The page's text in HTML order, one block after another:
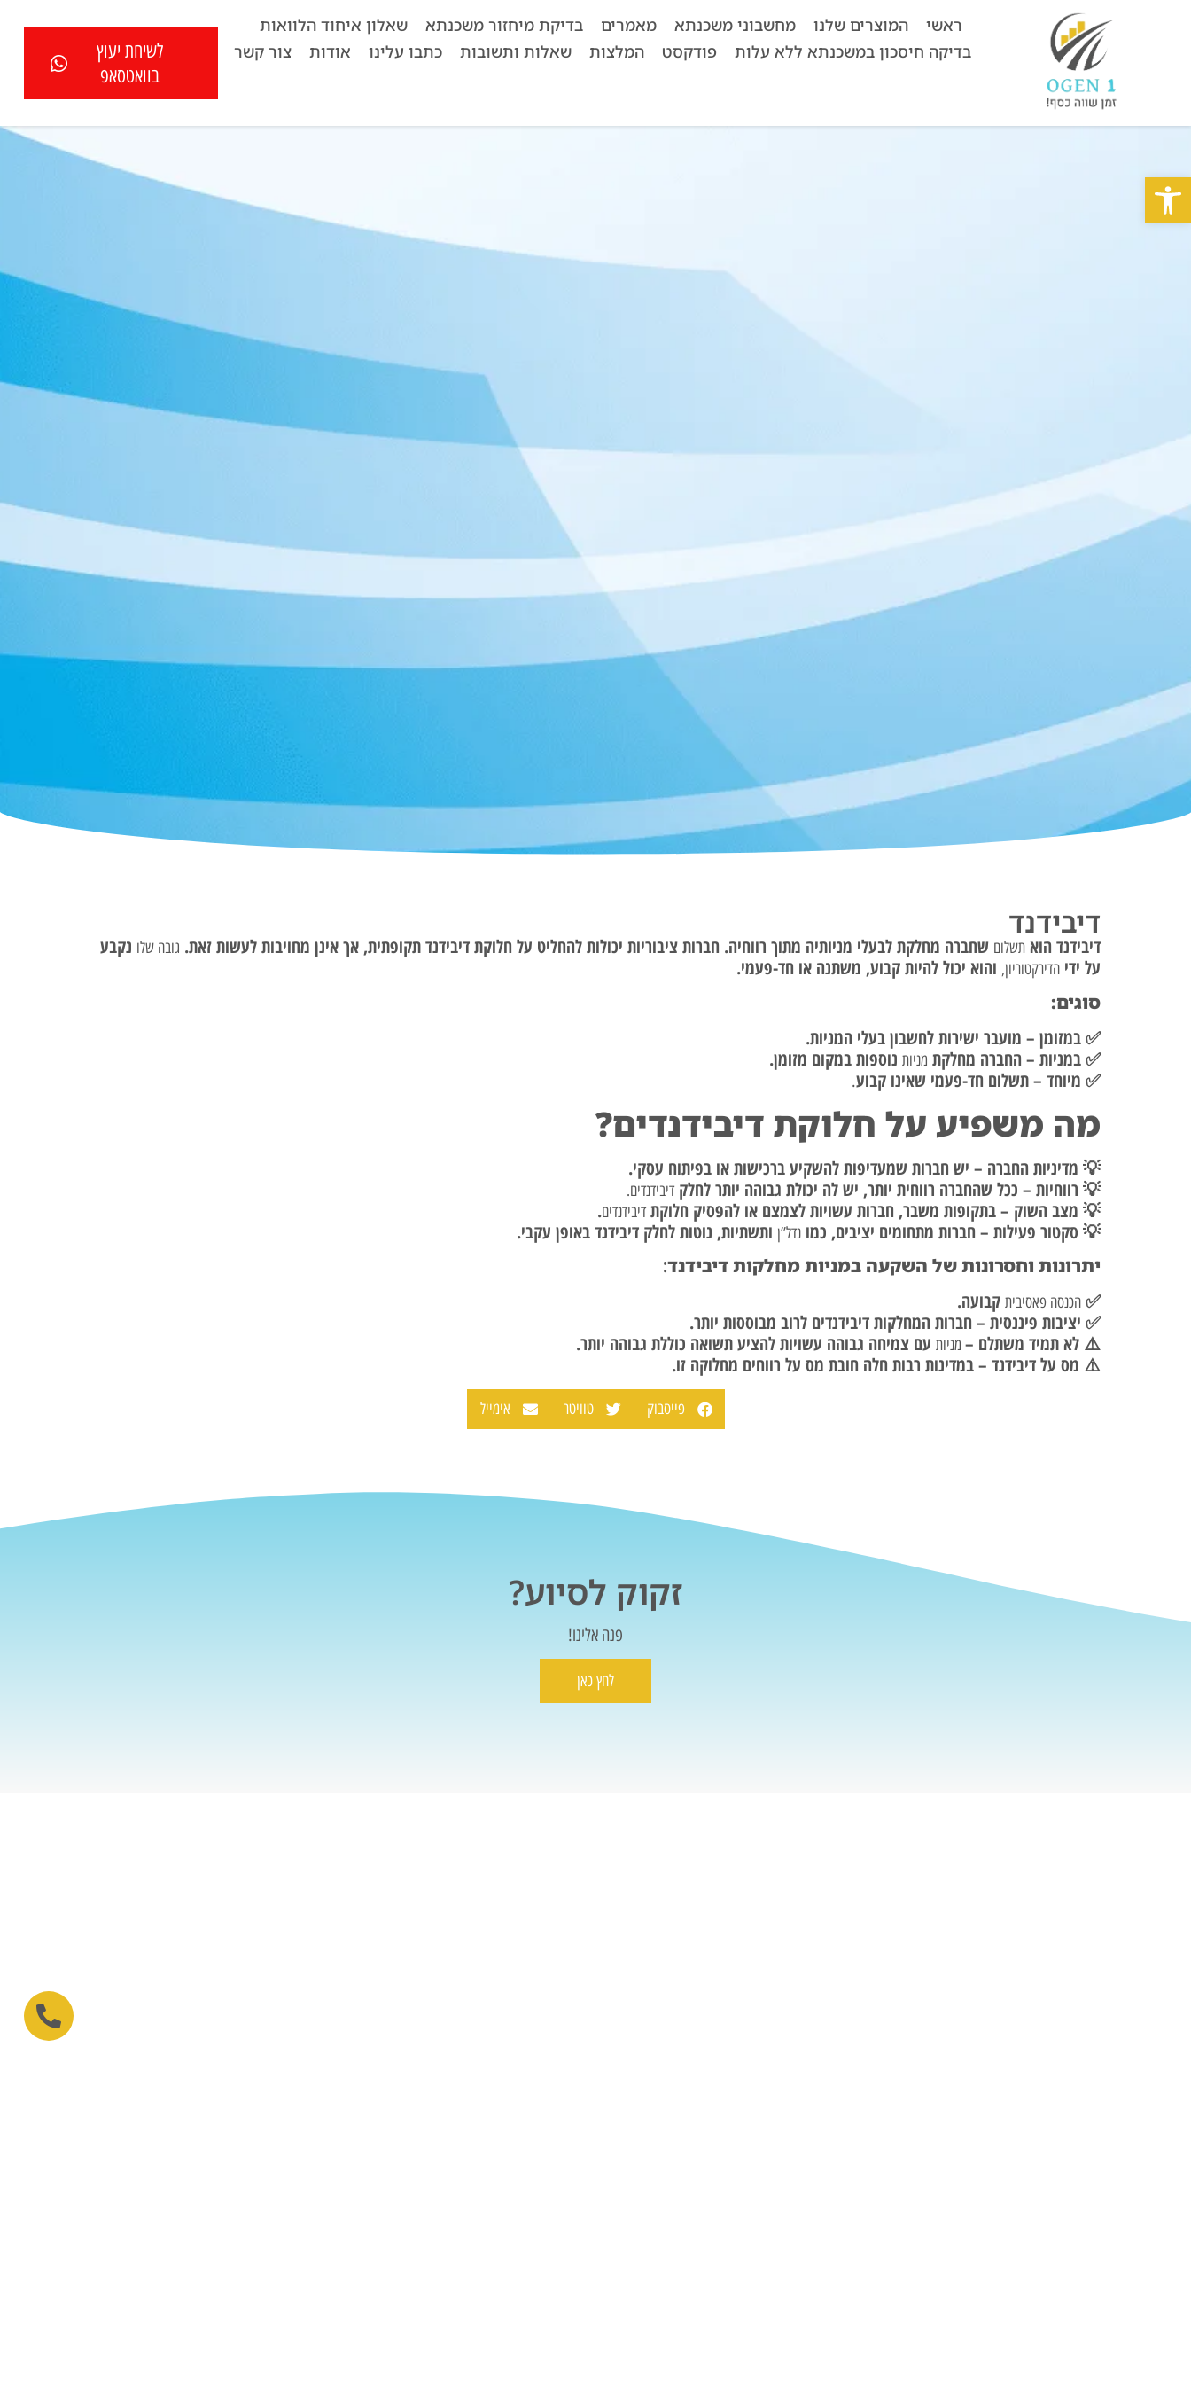
ראשי המוצרים שלנו מחשבוני משכנתא מאמרים בדיקת מיחזור משכנתא
שאלון איחוד הלוואות
בדיקה חיסכון במשכנתא ללא עלות
פודקסט המלצות שאלות ותשובות כתבו עלינו אודות צור קשר
לשיחת יעוץ
בוואטסאפ
דיבידנד
דיבידנד הוא תשלום שחברה מחלקת לבעלי מניותיה מתוך רווחיה. חברות ציבוריות יכולות להחליט על חלוקת דיבידנד תקופתית, אך אינן מחויבות לעשות זאת. גובה שלו נקבע
על ידי הדירקטוריון, והוא יכול להיות קבוע, משתנה או חד-פעמי.
סוגים:
✅ במזומן – מועבר ישירות לחשבון בעלי המניות.
✅ במניות – החברה מחלקת מניות נוספות במקום מזומן.
✅ מיוחד – תשלום חד-פעמי שאינו קבוע.
מה משפיע על חלוקת דיבידנדים?
💡 מדיניות החברה – יש חברות שמעדיפות להשקיע ברכישות או בפיתוח עסקי.
💡 רווחיות – ככל שהחברה רווחית יותר, יש לה יכולת גבוהה יותר לחלקדיבידנדים.
💡 מצב השוק – בתקופות משבר, חברות עשויות לצמצם או להפסיק חלוקתדיבידנדים.
💡 סקטור פעילות – חברות מתחומים יציבים, כמו נדל”ן ותשתיות, נוטות לחלק דיבידנד באופן עקבי.
יתרונות וחסרונות של השקעה במניות מחלקות דיבידנד:
✅ הכנסה פאסיבית קבועה.
✅ יציבות פיננסית – חברות המחלקות דיבידנדים לרוב מבוססות יותר.
⚠️ לא תמיד משתלם – מניות עם צמיחה גבוהה עשויות להציע תשואה כוללת גבוהה יותר.
⚠️ מס על דיבידנד – במדינות רבות חלה חובת מס על רווחים מחלוקה זו.
פייסבוק טוויטר אימייל
זקוק לסיוע?
פנה אלינו!
לחץ כאן
פתח סרגל נגישות